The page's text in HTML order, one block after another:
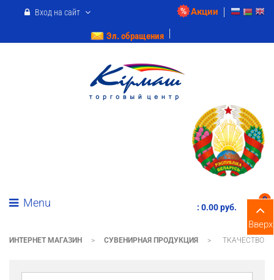
Акции
Вход на сайт
Эл. обращения
Menu
0
: 0.00 pуб.
ИНТЕРНЕТ МАГАЗИН > СУВЕНИРНАЯ ПРОДУКЦИЯ > ТКАЧЕСТВО
Вверх